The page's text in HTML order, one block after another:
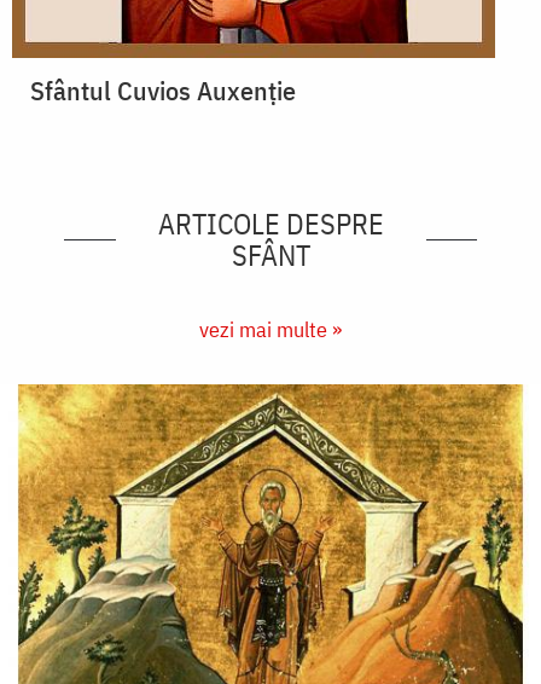
Sfântul Cuvios Auxenție
ARTICOLE DESPRE
SFÂNT
vezi mai multe »